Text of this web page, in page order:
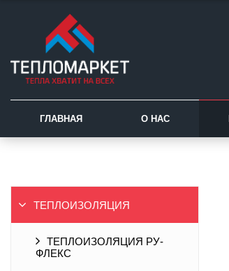
ГЛАВНАЯ О НАС
ТЕПЛОИЗОЛЯЦИЯ
ТЕПЛОИЗОЛЯЦИЯ РУ-
ФЛЕКС